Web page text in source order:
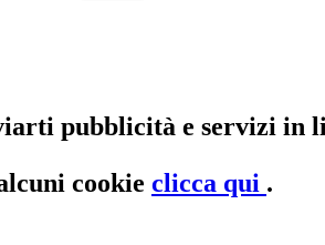
pubblicità e servizi in
cookie clicca qui .